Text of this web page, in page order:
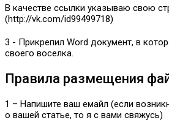
В качестве ссылки указываю свою
(http://vk.com/id99499718)
3 - Прикрепил Word документ, в
своего воселка.
Правила размещения
1 – Напишите ваш емайл (если
о вашей статье, то я с вами свяжусь)